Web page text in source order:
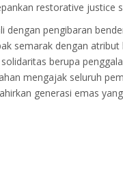
restorative justice
dengan pengibaran
semarak dengan
berupa
mengajak seluruh
generasi emas